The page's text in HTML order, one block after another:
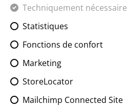
Techniquement nécessaire
Statistiques
Fonctions de confort
Marketing
StoreLocator
Mailchimp Connected Site